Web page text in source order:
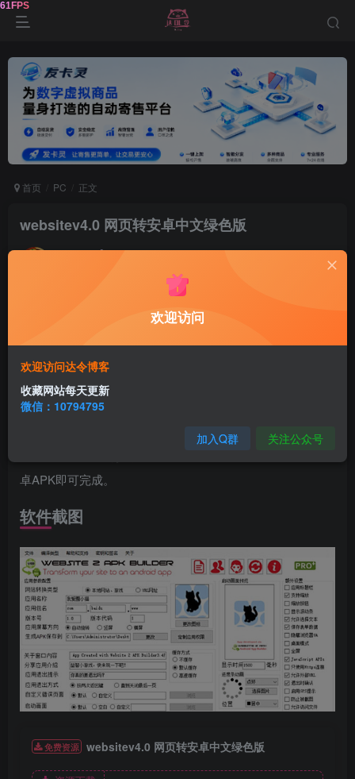
首页 PC 正文
websitev4.0 网页转安卓中文绿色版
达令 关注
Website 2 APK Builder Pro是一款能够将网站转换为
Android应用程序的电脑软件，并转换之后还可在Android上
操作运行。软件的操作简单，按照界面上的提示依次对网站
转换类型、应用名称、应用包名、版本号、应用屏幕方向、
卓APK即可完成。
软件截图
免费资源 websitev4.0 网页转安卓中文绿色版
欢迎访问
欢迎访问达令博客
收藏网站每天更新
微信：10794795
加入Q群 关注公众号